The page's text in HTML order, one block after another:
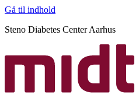
Gå til indhold
Steno Diabetes Center Aarhus